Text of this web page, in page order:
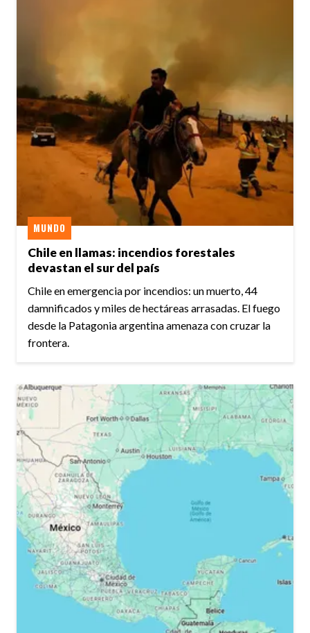
Chile en llamas: incendios forestales
devastan el sur del país
MUNDO
Chile en emergencia por incendios: un muerto, 44
damnificados y miles de hectáreas arrasadas. El fuego
desde la Patagonia argentina amenaza con cruzar la
frontera.